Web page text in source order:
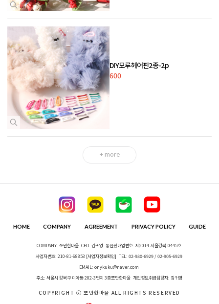
DIY모루헤어핀2종-2p
600
+ more
HOME COMPANY AGREEMENT PRIVACY POLICY GUIDE
COMPANY: 쪼만한마을 CEO: 김귀영 통신판매업번호: 제2014-서울강북-0445호
사업자번호: 210-81-68853 [사업자정보확인] TEL: 02-980-6929 / 02-905-6929
EMAIL: onykuku@naver.com
주소: 서울시 강북구 미아동 202-3번지 3층쪼만한마을 개인정보취급담당자: 김귀영
COPYRIGHT ⓒ 쪼만한마을 ALL RIGHTS RESERVED